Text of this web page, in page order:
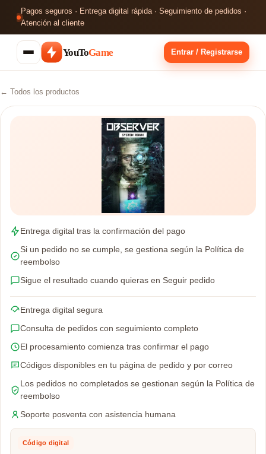
Pagos seguros · Entrega digital rápida · Seguimiento de pedidos ·
Atención al cliente
YouToGame Entrar / Registrarse
← Todos los productos
Entrega digital tras la confirmación del pago
Si un pedido no se cumple, se gestiona según la Política de
reembolso
Sigue el resultado cuando quieras en Seguir pedido
Entrega digital segura
Consulta de pedidos con seguimiento completo
El procesamiento comienza tras confirmar el pago
Códigos disponibles en tu página de pedido y por correo
Los pedidos no completados se gestionan según la Política de
reembolso
Soporte posventa con asistencia humana
Código digital